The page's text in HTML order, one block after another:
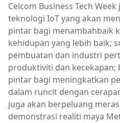
Celcom Business Tech
teknologi IoT yang akan
pintar bagi menambahbaik
kehidupan yang lebih baik;
pembuatan dan industri
produktiviti dan kecekapan;
pintar bagi meningkatkan
dalam runcit dengan
juga akan berpeluang
demonstrasi realiti maya